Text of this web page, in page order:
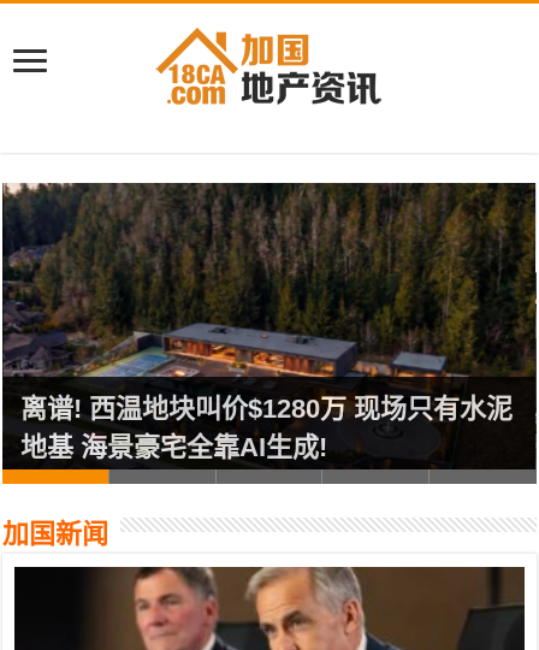
离谱! 西温地块叫价$1280万 现场只有水泥
地基 海景豪宅全靠AI生成!
加国新闻